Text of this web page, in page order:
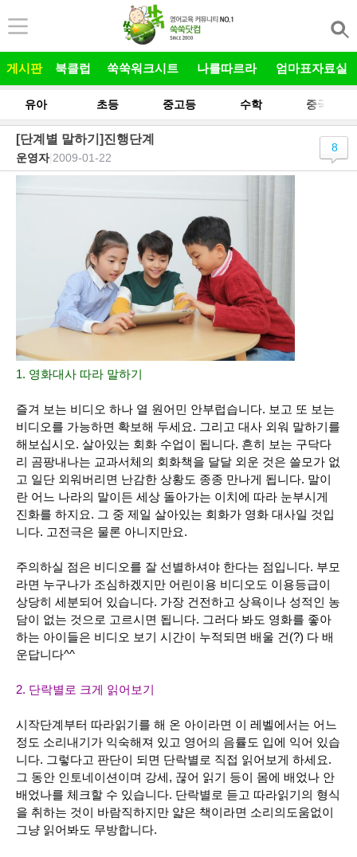
게시판 북클럽 쑥쑥워크시트 나를따르라 엄마표자료실
유아 초등 중고등 수학 중국어
[단계별 말하기]진행단계
운영자| 2009-01-22
8
1. 영화대사 따라 말하기
즐겨 보는 비디오 하나 열 원어민 안부럽습니다. 보고 또 보는
비디오를 가능하면 확보해 두세요. 그리고 대사 외워 말하기를
해보십시오. 살아있는 회화 수업이 됩니다. 흔히 보는 구닥다
리 곰팡내나는 교과서체의 회화책을 달달 외운 것은 쓸모가 없
고 일단 외워버리면 난감한 상황도 종종 만나게 됩니다. 말이
란 어느 나라의 말이든 세상 돌아가는 이치에 따라 눈부시게
진화를 하지요. 그 중 제일 살아있는 회화가 영화 대사일 것입
니다. 고전극은 물론 아니지만요.
주의하실 점은 비디오를 잘 선별하셔야 한다는 점입니다. 부모
라면 누구나가 조심하겠지만 어린이용 비디오도 이용등급이
상당히 세분되어 있습니다. 가장 건전하고 상욕이나 성적인 농
담이 없는 것으로 고르시면 됩니다. 그러다 봐도 영화를 좋아
하는 아이들은 비디오 보기 시간이 누적되면 배울 건(?) 다 배
운답니다^^
2. 단락별로 크게 읽어보기
시작단계부터 따라읽기를 해 온 아이라면 이 레벨에서는 어느
정도 소리내기가 익숙해져 있고 영어의 음률도 입에 익어 있습
니다. 그렇다고 판단이 되면 단락별로 직접 읽어보게 하세요.
그 동안 인토네이션이며 강세, 끊어 읽기 등이 몸에 배었나 안
배었나를 체크할 수 있습니다. 단락별로 듣고 따라읽기의 형식
을 취하는 것이 바람직하지만 얇은 책이라면 소리의도움없이
그냥 읽어봐도 무방합니다.